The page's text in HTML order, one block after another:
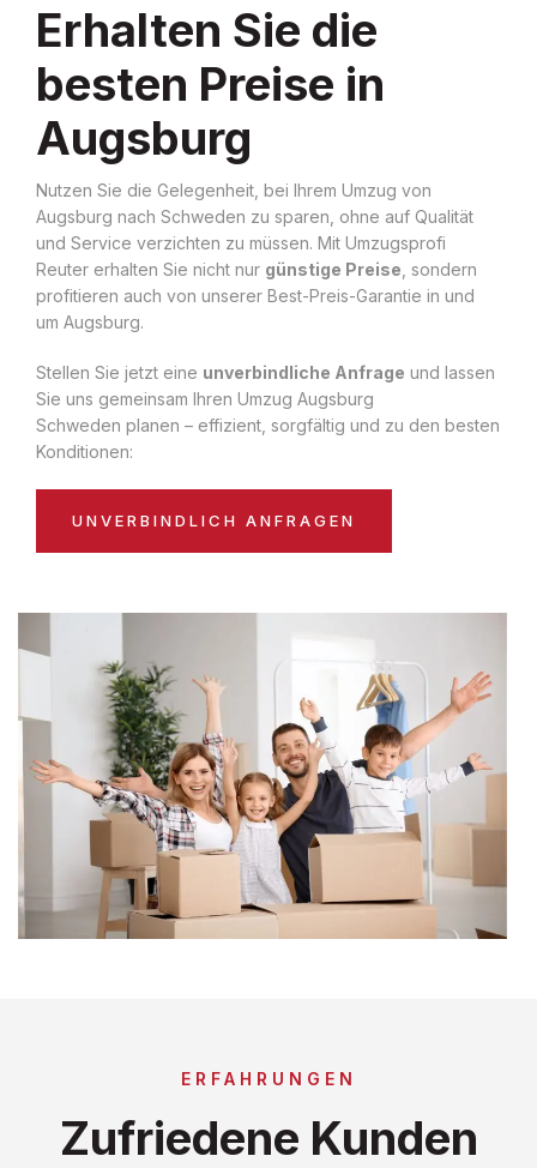
Erhalten Sie die
besten Preise in
Augsburg
Nutzen Sie die Gelegenheit, bei Ihrem Umzug von
Augsburg nach Schweden zu sparen, ohne auf Qualität
und Service verzichten zu müssen. Mit Umzugsprofi
Reuter erhalten Sie nicht nur günstige Preise , sondern
profitieren auch von unserer Best-Preis-Garantie in und
um Augsburg.
Stellen Sie jetzt eine unverbindliche Anfrage und lassen
Sie uns gemeinsam Ihren Umzug Augsburg
Schweden planen – effizient, sorgfältig und zu den besten
Konditionen:
UNVERBINDLICH ANFRAGEN
ERFAHRUNGEN
Zufriedene Kunden